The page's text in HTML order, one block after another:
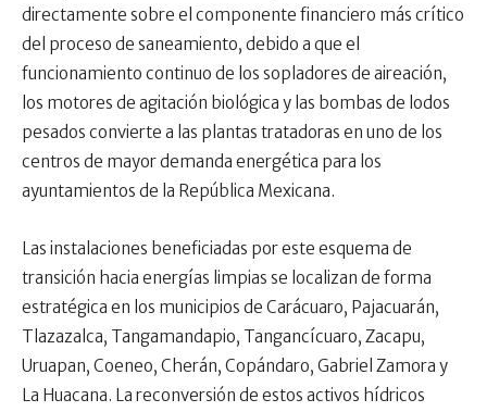
directamente sobre el componente financiero más crítico
del proceso de saneamiento, debido a que el
funcionamiento continuo de los sopladores de aireación,
los motores de agitación biológica y las bombas de lodos
pesados convierte a las plantas tratadoras en uno de los
centros de mayor demanda energética para los
ayuntamientos de la República Mexicana.
Las instalaciones beneficiadas por este esquema de
transición hacia energías limpias se localizan de forma
estratégica en los municipios de Carácuaro, Pajacuarán,
Tlazazalca, Tangamandapio, Tangancícuaro, Zacapu,
Uruapan, Coeneo, Cherán, Copándaro, Gabriel Zamora y
La Huacana. La reconversión de estos activos hídricos